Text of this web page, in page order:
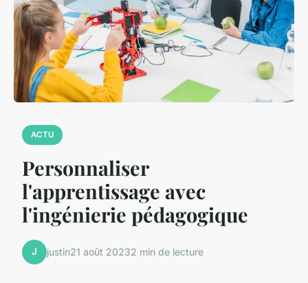
ACTU
Personnaliser
l'apprentissage avec
l'ingénierie pédagogique
J justin21 août 20232 min de lecture